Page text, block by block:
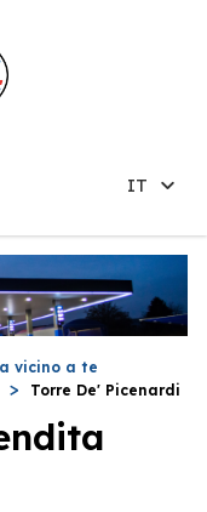
IT
vicino a te
Torre De' Picenardi